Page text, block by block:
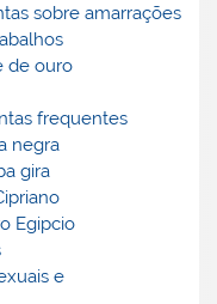
sobre amarrações
de ouro
frequentes
negra
gira
Egipcio
e